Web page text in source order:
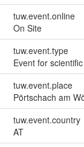
tuw.event.online
On Site
tuw.event.type
Event for
tuw.event.place
Pörtschach am
tuw.event.country
AT